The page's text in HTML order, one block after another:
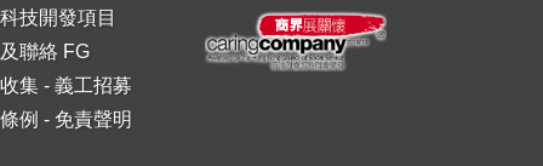
技開發項目
聯絡 FG
集- 義工招募
例 - 免責聲明